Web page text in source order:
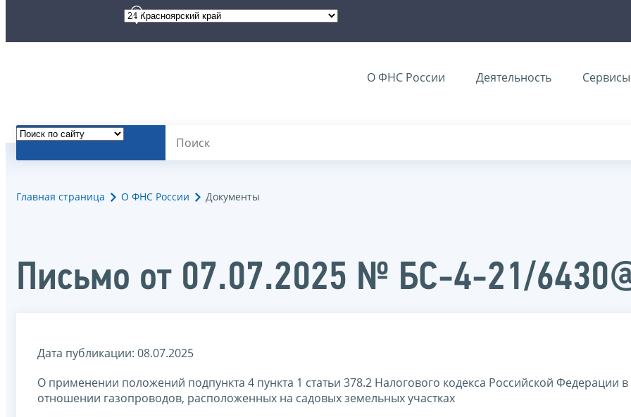
О ФНС России Деятельность Сервисы
Главная страница О ФНС России Документы
Письмо от 07.07.2025 № БС-4-21/
Дата публикации: 08.07.2025
О применении положений подпункта 4 пункта 1 статьи 378.2 Налогового кодекса Российской Федерации в
отношении газопроводов, расположенных на садовых земельных участках